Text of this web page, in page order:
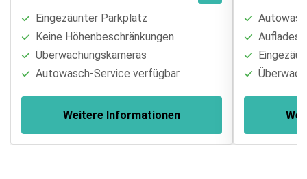
Eingezäunter Parkplatz
Keine Höhenbeschränkungen
Überwachungskameras
Autowasch-Service verfügbar
Weitere Informationen